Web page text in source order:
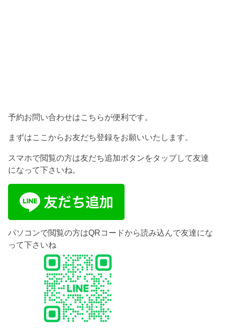
予約お問い合わせはこちらが便利です。
まずはここからお友だち登録をお願いいたします。
スマホで閲覧の方は友だち追加ボタンをタップして友達
になって下さいね。
パソコンで閲覧の方はQRコードから読み込んで友達にな
って下さいね